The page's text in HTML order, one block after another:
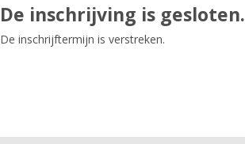
De inschrijving is gesloten.
De inschrijftermijn is verstreken.